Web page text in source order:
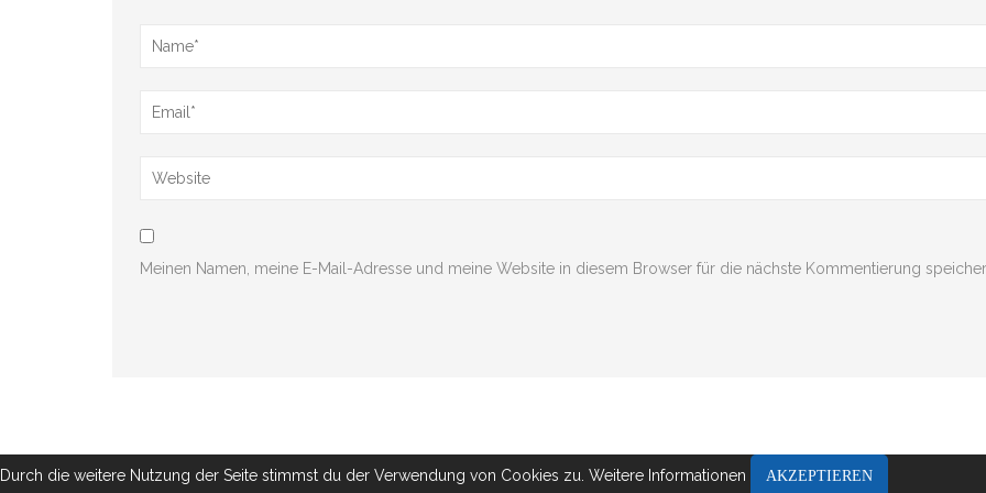
Meinen Namen, meine E-Mail-Adresse und meine Website in diesem Browser für die nächste Kommentierung
Durch die weitere Nutzung der Seite stimmst du der Verwendung von Cookies zu. Weitere Informationen AKZEPTIEREN